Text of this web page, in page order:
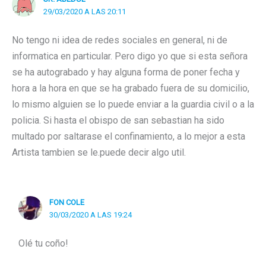
29/03/2020 A LAS 20:11
No tengo ni idea de redes sociales en general, ni de
informatica en particular. Pero digo yo que si esta señora
se ha autograbado y hay alguna forma de poner fecha y
hora a la hora en que se ha grabado fuera de su domicilio,
lo mismo alguien se lo puede enviar a la guardia civil o a la
policia. Si hasta el obispo de san sebastian ha sido
multado por saltarase el confinamiento, a lo mejor a esta
Artista tambien se le.puede decir algo util.
FON COLE
30/03/2020 A LAS 19:24
Olé tu coño!